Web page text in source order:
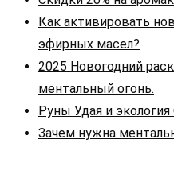
Как активировать
эфирных масел?
2025 Новогодний
ментальный огонь.
Руны Удая и
Зачем нужна